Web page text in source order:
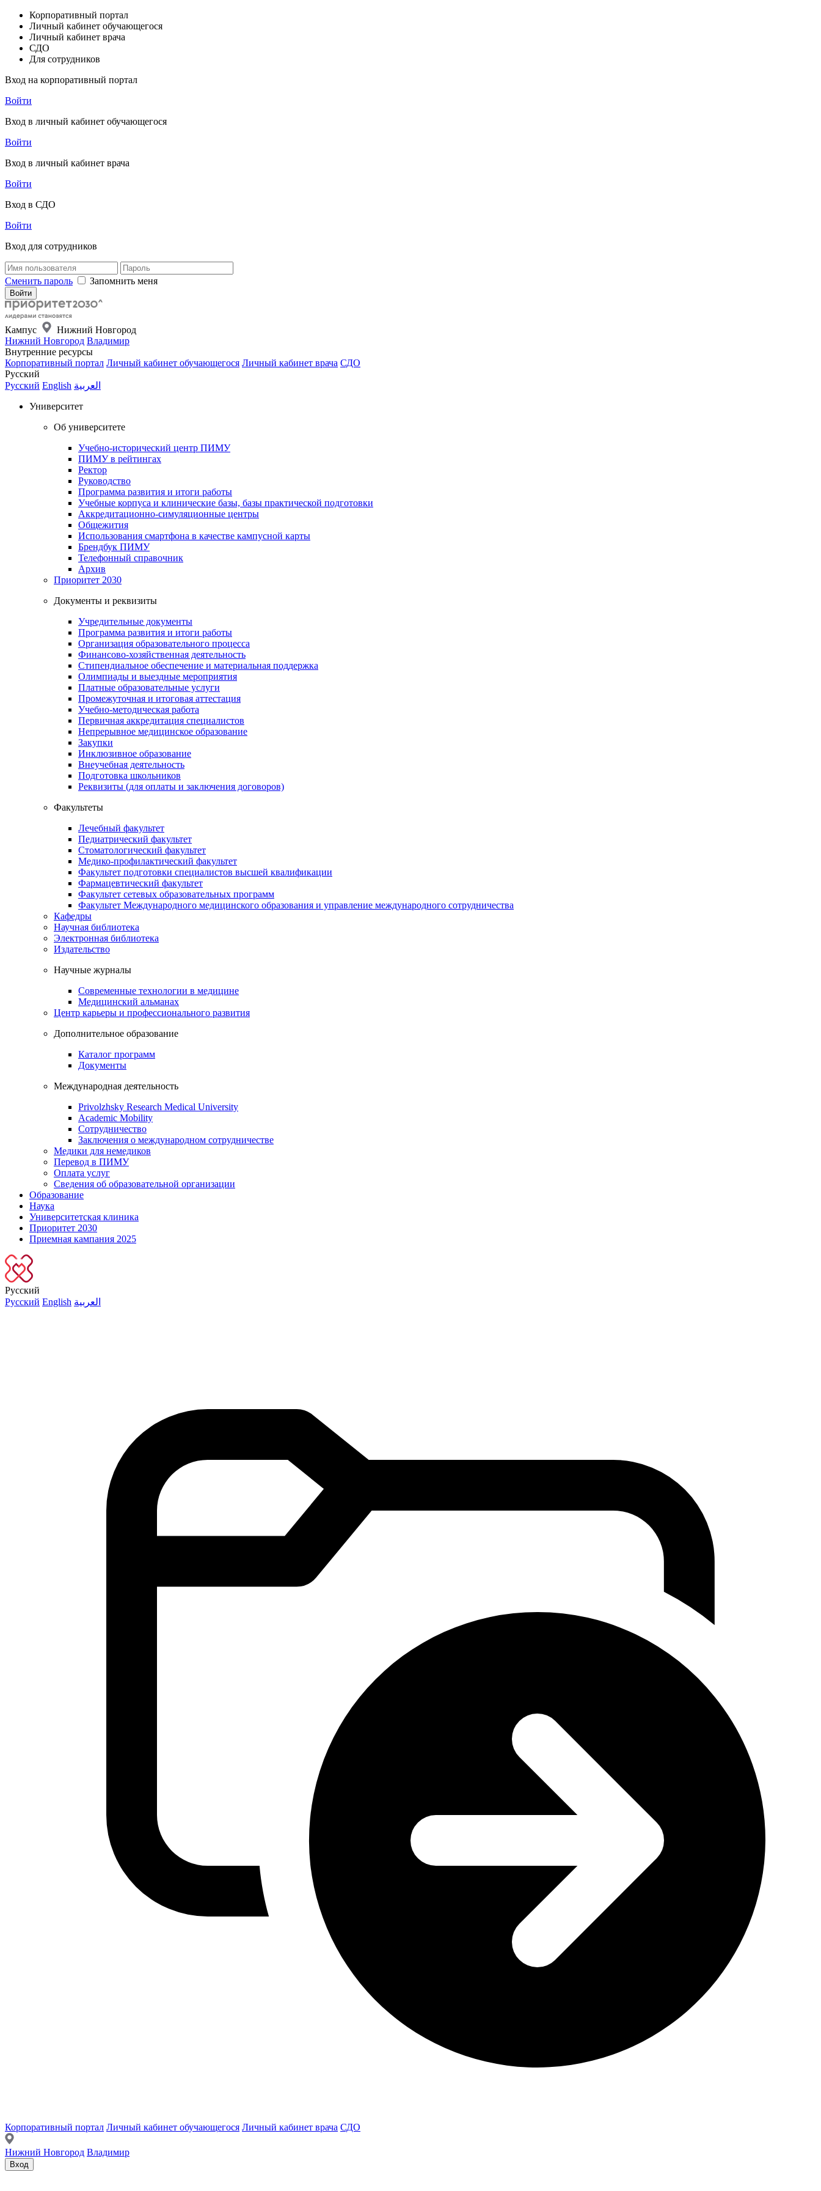
Корпоративный портал
Личный кабинет обучающегося
Личный кабинет врача
СДО
Для сотрудников
Вход на корпоративный портал
Войти
Вход в личный кабинет обучающегося
Войти
Вход в личный кабинет врача
Войти
Вход в СДО
Войти
Вход для сотрудников
Сменить пароль Запомнить меня
Кампус
Нижний Новгород
Нижний Новгород Владимир
Внутренние ресурсы
Корпоративный портал Личный кабинет обучающегося Личный кабинет врача СДО
Русский
Русский English العربية
Университет
Об университете
Учебно-исторический центр ПИМУ
ПИМУ в рейтингах
Ректор
Руководство
Программа развития и итоги работы
Учебные корпуса и клинические базы, базы практической подготовки
Аккредитационно-симуляционные центры
Общежития
Использования смартфона в качестве кампусной карты
Брендбук ПИМУ
Телефонный справочник
Архив
Приоритет 2030
Документы и реквизиты
Учредительные документы
Программа развития и итоги работы
Организация образовательного процесса
Финансово-хозяйственная деятельность
Стипендиальное обеспечение и материальная поддержка
Олимпиады и выездные мероприятия
Платные образовательные услуги
Промежуточная и итоговая аттестация
Учебно-методическая работа
Первичная аккредитация специалистов
Непрерывное медицинское образование
Закупки
Инклюзивное образование
Внеучебная деятельность
Подготовка школьников
Реквизиты (для оплаты и заключения договоров)
Факультеты
Лечебный факультет
Педиатрический факультет
Стоматологический факультет
Медико-профилактический факультет
Факультет подготовки специалистов высшей квалификации
Фармацевтический факультет
Факультет сетевых образовательных программ
Факультет Международного медицинского образования и управление международного сотрудничества
Кафедры
Научная библиотека
Электронная библиотека
Издательство
Научные журналы
Современные технологии в медицине
Медицинский альманах
Центр карьеры и профессионального развития
Дополнительное образование
Каталог программ
Документы
Международная деятельность
Privolzhsky Research Medical University
Academic Mobility
Сотрудничество
Заключения о международном сотрудничестве
Медики для немедиков
Перевод в ПИМУ
Оплата услуг
Сведения об образовательной организации
Образование
Наука
Университетская клиника
Приоритет 2030
Приемная кампания 2025
Русский
Русский English العربية
Корпоративный портал Личный кабинет обучающегося Личный кабинет врача СДО
Нижний Новгород Владимир
Вход